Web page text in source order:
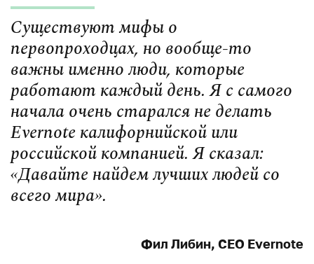
Существуют мифы о
первопроходцах, но вообще-то
важны именно люди, которые
работают каждый день. Я с самого
начала очень старался не делать
Evernote калифорнийской или
российской компанией. Я сказал:
«Давайте найдем лучших людей со
всего мира».
Фил Либин, СEO Evernote